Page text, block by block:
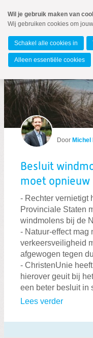
naar
Spring
de
inhoud
Spring
naar
hoofdmenu
Noord-Holland
Zoeken:
Door Michel
Besluit
moet opnieuw
- Rechter vernietigt
Provinciale Staten
windmolens bij de
- Natuur-effect mag
verkeersveiligheid
afgewogen tegen
- ChristenUnie
hierover geuit bij
een beter besluit in
Lees verder
Wil je gebruik maken van
Wij gebruiken cookies om
Schakel alle cookies in
Alleen essentiële cookies